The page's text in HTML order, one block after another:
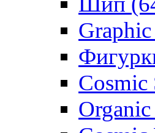
Cosmic